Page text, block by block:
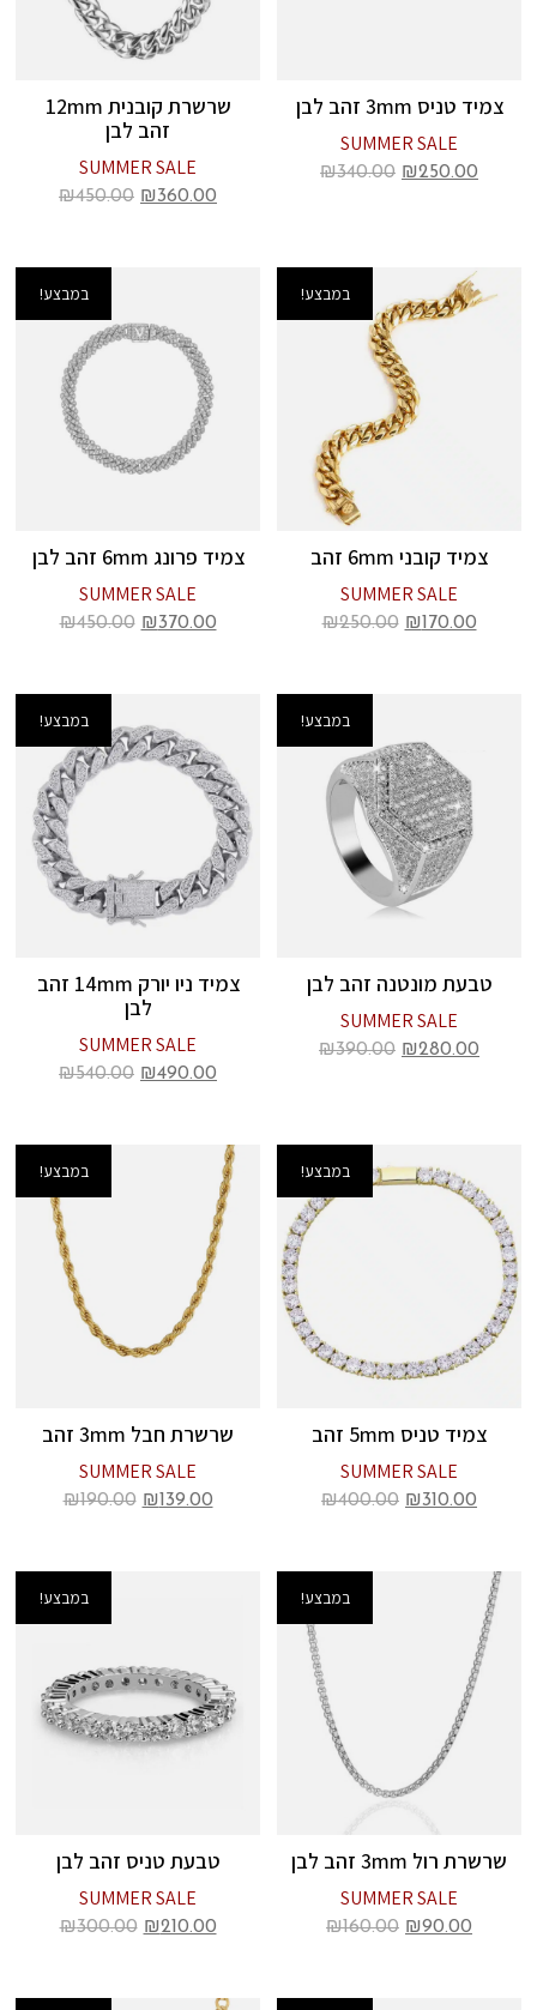
צמיד טניס 3mm זהב לבן
SUMMER SALE
₪250.00
₪340.00
שרשרת קובנית 12mm
זהב לבן
SUMMER SALE
₪360.00
₪450.00
במבצע!
צמיד קובני 6mm זהב
SUMMER SALE
₪ 170.00
₪250.00
במבצע!
צמיד פרונג 6mm זהב לבן
SUMMER SALE
₪370.00
₪450.00
במבצע!
טבעת מונטנה זהב לבן
SUMMER SALE
₪280.00
₪390.00
במבצע!
צמיד ניו יורק 14mm זהב
לבן
SUMMER SALE
₪490.00
₪540.00
במבצע!
צמיד טניס 5mm זהב
SUMMER SALE
₪310.00
₪400.00
במבצע!
שרשרת חבל 3mm זהב
SUMMER SALE
₪ 139.00
₪190.00
במבצע!
שרשרת רול 3mm זהב לבן
SUMMER SALE
₪90.00
₪160.00
במבצע!
טבעת טניס זהב לבן
SUMMER SALE
₪210.00
₪300.00